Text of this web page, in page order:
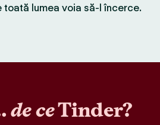
toată lumea voia să-l încerce.
de ceTinder?